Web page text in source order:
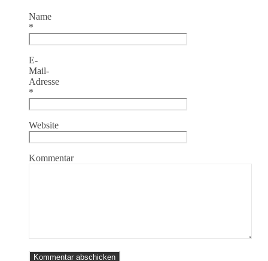
Name
*
E-
Mail-
Adresse
*
Website
Kommentar